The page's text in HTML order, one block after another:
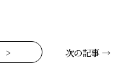
次の記事 →